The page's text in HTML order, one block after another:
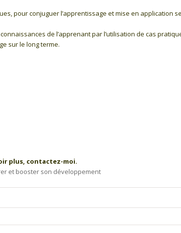
pour conjuguer l’apprentissage et mise en application
de l’apprenant par l’utilisation de cas
sur le long terme.
plus, contactez-moi.
et booster son développement